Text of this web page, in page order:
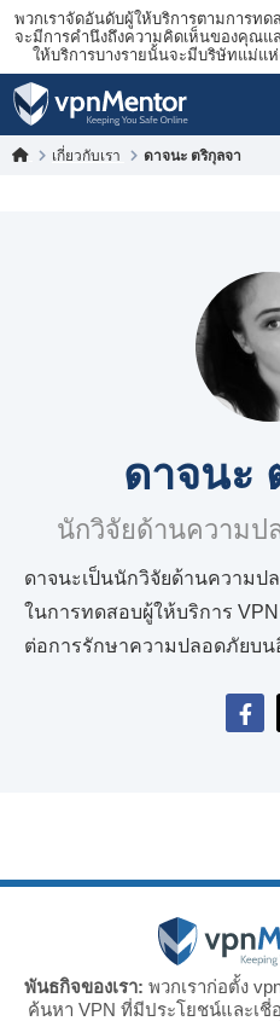
พวกเราจัดอันดับผู้ให้บริการตามการท
จะมีการคำนึงถึงความคิดเห็นของคุณ
ให้บริการบางรายนั้นจะมีบริษัทแม่แห่
เกี่ยวกับเรา ดาจนะ ตริกุลจา
ดาจนะ
นักวิจัยด้านความป
ดาจนะเป็นนักวิจัยด้านความ
ในการทดสอบผู้ให้บริการ
ต่อการรักษาความปลอดภัยบน
พันธกิจของเรา: พวกเราก่อตั้ง
ค้นหา VPN ที่มีประโยชน์และเชี่